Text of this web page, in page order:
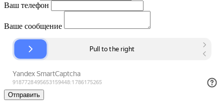
Ваш телефон
Ваше сообщение
Отправить